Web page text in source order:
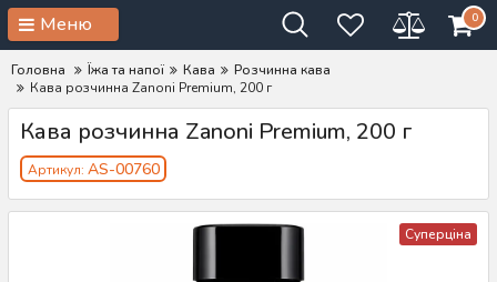
Меню 0
Головна Їжа та напої Кава
Розчинна кава
Кава розчинна Zanoni Premium, 200 г
Кава розчинна Zanoni Premium, 200 г
Артикул: AS-00760
Суперціна